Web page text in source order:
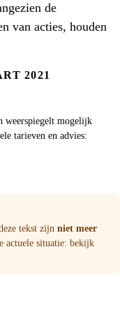
de
van acties, houden
2021
weerspiegelt mogelijk
tarieven en advies:
tekst zijn niet meer
actuele situatie: bekijk